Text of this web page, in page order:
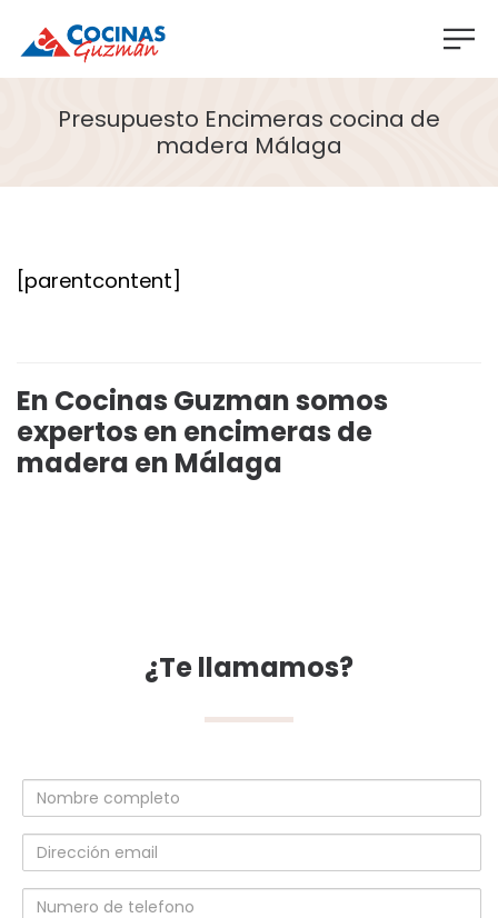
Presupuesto Encimeras cocina de
madera Málaga
[parentcontent]
En Cocinas Guzman somos
expertos en encimeras de
madera en Málaga
¿Te llamamos?
Nombre
completo
Dirección
email
Numero